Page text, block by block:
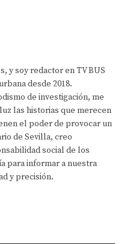
y soy redactor en TV BUS
desde 2018.
de investigación, me
las historias que merecen
el poder de provocar un
de Sevilla, creo
social de los
para informar a nuestra
y precisión.